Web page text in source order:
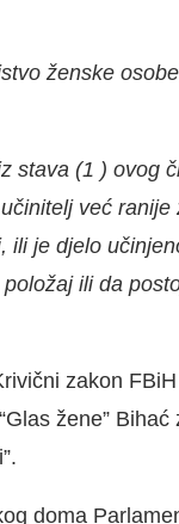
ženske
stava (1 ) ovog
već
ili je djelo
ili da
zakon
žene”
doma